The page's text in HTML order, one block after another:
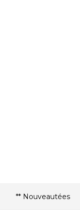
** Nouveautées